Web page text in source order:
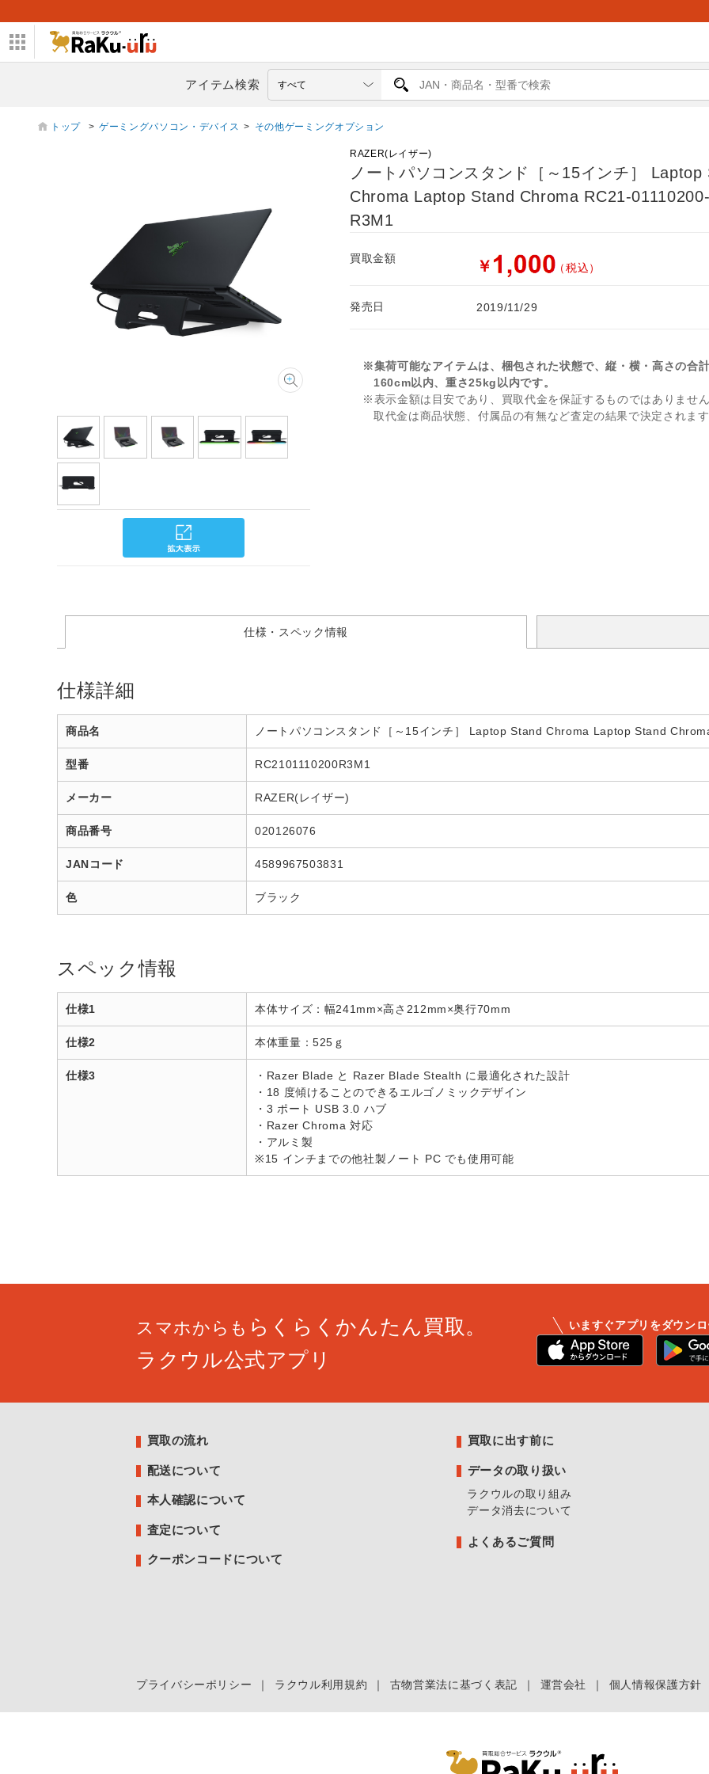
アイテム検索
トップ > ゲーミングパソコン・デバイス > その他ゲーミングオプション
RAZER(レイザー)
ノートパソコンスタンド［～15インチ］ Laptop
Chroma Laptop Stand Chroma RC21-
R3M1
買取金額 ￥ （税込）
発売日 2019/11/29
※集荷可能なアイテムは、梱包された状態で、縦・横・高さの合
160cm以内、重さ25kg以内です。
※表示金額は目安であり、買取代金を保証するものではありませ
取代金は商品状態、付属品の有無など査定の結果で決定されま
仕様・スペック情報
仕様詳細
商品名 ノートパソコンスタンド［～15インチ］ Laptop Stand Chroma Laptop Stand
型番 RC2101110200R3M1
メーカー RAZER(レイザー)
商品番号 020126076
JANコード 4589967503831
色 ブラック
スペック情報
仕様1 本体サイズ：幅241mm×高さ212mm×奥行70mm
仕様2 本体重量：525ｇ
仕様3
・Razer Blade と Razer Blade Stealth に最適化された設計
・18 度傾けることのできるエルゴノミックデザイン
・3 ポート USB 3.0 ハブ
・Razer Chroma 対応
・アルミ製
※15 インチまでの他社製ノート PC でも使用可能
スマホからも らくらくかんたん買取。
ラクウル公式アプリ
いますぐアプリをダウン
買取の流れ
配送について
本人確認について
査定について
クーポンコードについて
買取に出す前に
データの取り扱い
ラクウルの取り組み
データ消去について
よくあるご質問
プライバシーポリシー ｜ ラクウル利用規約 ｜ 古物営業法に基づく表記 ｜ 運営会社 ｜ 個人情報保護方針